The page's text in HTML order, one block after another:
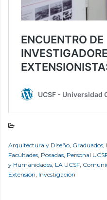
Arquitectura y Diseño Graduados
Facultades Posadas Personal
y Humanidades LA UCSF
Extensión Investigación